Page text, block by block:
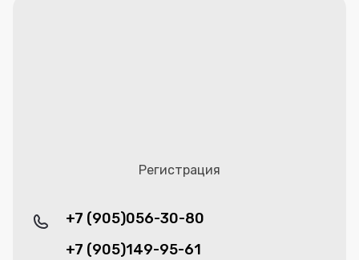
Регистрация
+7 (905)056-30-80
+7 (905)149-95-61